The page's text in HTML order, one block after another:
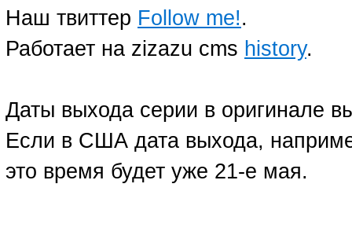
Наш твиттер Follow me!.
Работает на zizazu cms history.
Даты выхода серии в оригинале
Если в США дата выхода,
это время будет уже 21-е мая.